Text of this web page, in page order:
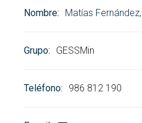
Matías
GESSMin
986 812 190